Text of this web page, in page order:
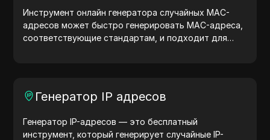
Инструмент онлайн генератора случайных MAC-
адресов может быстро генерировать MAC-адреса,
соответствующие стандартам, и подходит для
Генератор IP адресов
Генератор IP-адресов — это бесплатный
инструмент, который генерирует случайные IP-